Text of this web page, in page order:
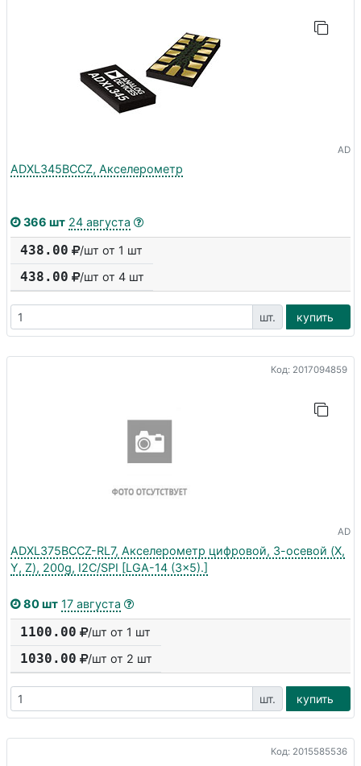
AD
ADXL345BCCZ, Акселерометр
366 шт 24 августа
438.00 /шт от 1 шт
438.00 /шт от 4 шт
шт. купить
Код: 2017094859
AD
ADXL375BCCZ-RL7, Акселерометр цифровой, 3-осевой (X,
Y, Z), 200g, I2C/SPI [LGA-14 (3x5).]
80 шт 17 августа
1100.00 /шт от 1 шт
1030.00 /шт от 2 шт
шт. купить
Код: 2015585536